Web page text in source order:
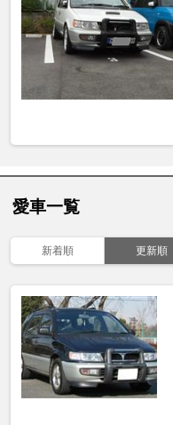
愛車一覧
新着順 更新順